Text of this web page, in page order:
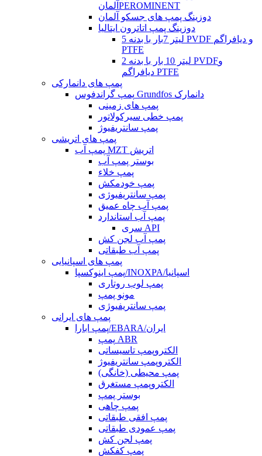
آلمانPEROMINENT
دوزینگ پمپ های جسکو آلمان
دوزینگ پمپ اتاترون ایتالیا
5 لیتر 7بار با بدنه PVDF و دیافراگم
PTFE
2 لیتر 10 بار با بدنه PVDFو
دیافراگم PTFE
پمپ های دانمارکی
پمپ گراندفوس Grundfos دانمارک
پمپ های زمینی
پمپ خطی سیرکولاتور
پمپ سانتریفیوژ
پمپ های اتریشی
پمپ آب MZT اتریش
بوستر پمپ آب
پمپ خلاء
پمپ خودمکش
پمپ سانتریفیوژی
پمپ آب چاه عمیق
پمپ آب استاندارد
سری API
پمپ آب لجن کش
پمپ آب طبقاتی
پمپ های اسپانیایی
پمپ اینوکسپا/INOXPA/اسپانیا
پمپ لوب روتاری
مونو پمپ
پمپ سانتریفیوژی
پمپ های ایرانی
پمپ ابارا/EBARA/ایران
پمپ ABR
الکتروپمپ تاسیساتی
الکتروپمپ سانتریفیوژ
پمپ محیطی (خانگی)
الکتروپمپ مستغرق
بوستر پمپ
پمپ چاهی
پمپ افقی طبقاتی
پمپ عمودی طبقاتی
پمپ لجن کش
پمپ کفکش